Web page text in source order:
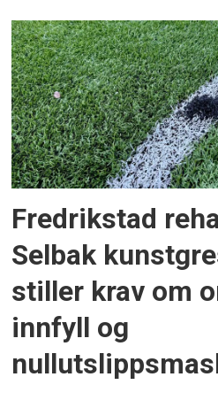
Fredrikstad
Selbak
stiller krav om
innfyll og